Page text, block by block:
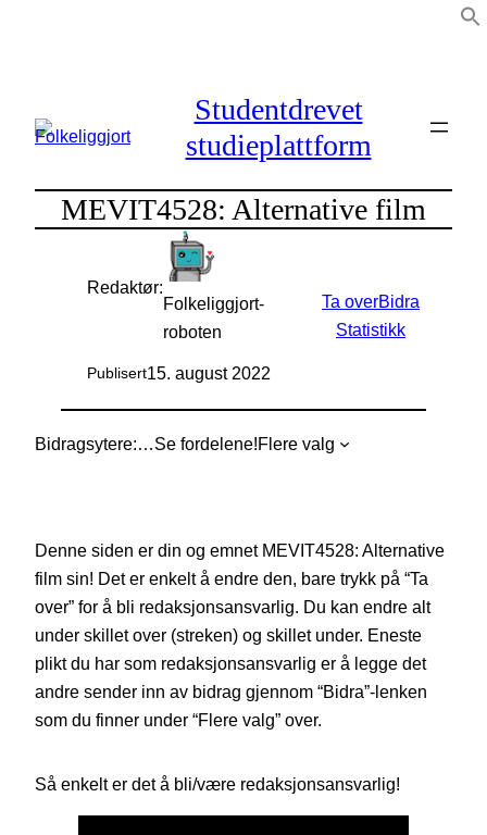
Studentdrevet
studieplattform
MEVIT4528: Alternative film
Redaktør:
Folkeliggjort-
roboten
Publisert15. august 2022
Ta overBidra
Statistikk
Bidragsytere: Se fordelene!Flere valg
Denne siden er din og emnet MEVIT4528: Alternative
film sin! Det er enkelt å endre den, bare trykk på “Ta
over” for å bli redaksjonsansvarlig. Du kan endre alt
under skillet over (streken) og skillet under. Eneste
plikt du har som redaksjonsansvarlig er å legge det
andre sender inn av bidrag gjennom “Bidra”-lenken
som du finner under “Flere valg” over.
Så enkelt er det å bli/være redaksjonsansvarlig!